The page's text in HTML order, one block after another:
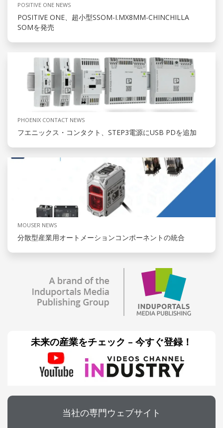
POSITIVE ONE NEWS
POSITIVE ONE、超小型SSOM-I.MX8MM-CHINCHILLA
SOMを発売
PHOENIX CONTACT NEWS
フエニックス・コンタクト、STEP3電源にUSB PDを追加
MOUSER NEWS
分散型産業用オートメーションコンポーネントの統合
未来の産業をチェック – 今すぐ登録！
当社の専門ウェブサイト